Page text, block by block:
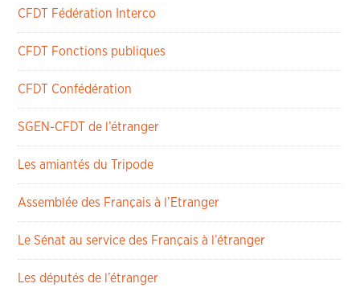
CFDT Fédération Interco
CFDT Fonctions publiques
CFDT Confédération
SGEN-CFDT de l’étranger
Les amiantés du Tripode
Assemblée des Français à l’Etranger
Le Sénat au service des Français à l’étranger
Les députés de l’étranger